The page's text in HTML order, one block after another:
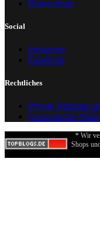
Datenschutz
Social
Instagram
Facebook
Rechtliches
Private Nutzung
Gewerbliche
* Wir
Shops